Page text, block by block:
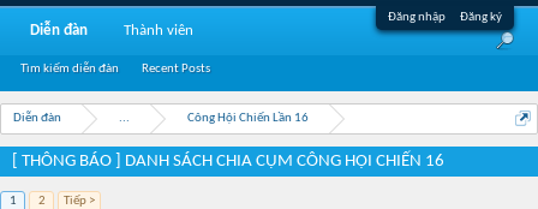
Đăng nhập Đăng ký
Diễn đàn ... Công Hội Chiến Lần 16
[ THÔNG BÁO ] DANH SÁCH CHIA CỤM CÔNG HỘI CHIẾN 16
1 2 Tiếp >
Diễn đàn
Tìm kiếm diễn đàn Recent Posts
Thành viên